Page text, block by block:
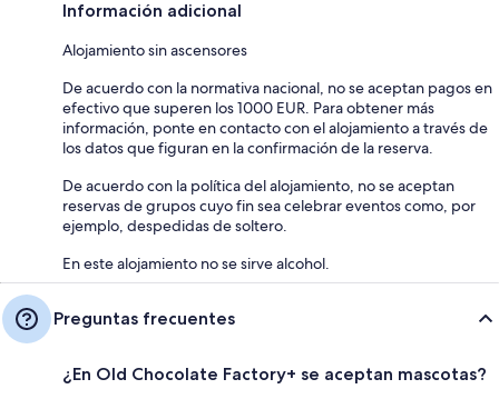
Información adicional
Alojamiento sin ascensores
De acuerdo con la normativa nacional, no se aceptan pagos en
efectivo que superen los 1000 EUR. Para obtener más
información, ponte en contacto con el alojamiento a través de
los datos que figuran en la confirmación de la reserva.
De acuerdo con la política del alojamiento, no se aceptan
reservas de grupos cuyo fin sea celebrar eventos como, por
ejemplo, despedidas de soltero.
En este alojamiento no se sirve alcohol.
Preguntas frecuentes
¿En Old Chocolate Factory+ se aceptan mascotas?